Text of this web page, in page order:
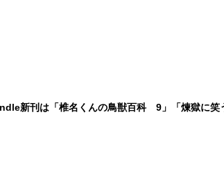
新刊は「椎名くんの鳥獣百科 9」「煉獄に